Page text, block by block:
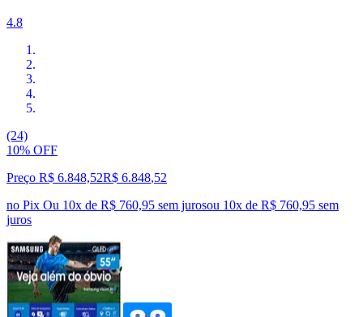
4.8
(24)
10% OFF
Preço R$ 6.848,52R$ 6.848,52
no Pix Ou 10x de R$ 760,95 sem jurosou 10x de R$ 760,95 sem
juros